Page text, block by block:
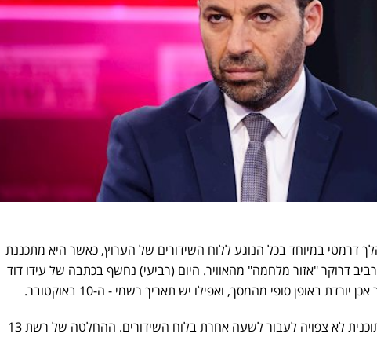
מהלך דרמטי במיוחד בכל הנוגע ללוח השידורים של הערוץ, כאשר היא מתכננת
דרוקר "אזור מלחמה" מהאוויר. היום (רביעי) נחשף בכתבה של עידו דוד
באופן סופי מהמסך, ואפילו יש תאריך רשמי - ה-10 באוקטובר.
על פי הדיווח של עידו דוד כהן, התוכנית לא צפויה לעבור לשעה אחרת בלוח השידורים. ההחלטה של רשת 13